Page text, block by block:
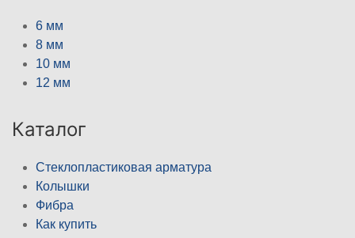
6 мм
8 мм
10 мм
12 мм
Каталог
Стеклопластиковая арматура
Колышки
Фибра
Как купить